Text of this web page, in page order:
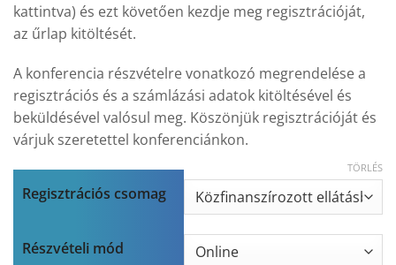
kattintva) és ezt követően kezdje meg regisztrációját,
az űrlap kitöltését.
A konferencia részvételre vonatkozó megrendelése a
regisztrációs és a számlázási adatok kitöltésével és
beküldésével valósul meg. Köszönjük regisztrációját és
várjuk szeretettel konferenciánkon.
Regisztrációs csomag
Részvételi mód
TÖRLÉS